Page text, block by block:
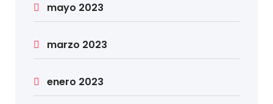
mayo 2023
marzo 2023
enero 2023